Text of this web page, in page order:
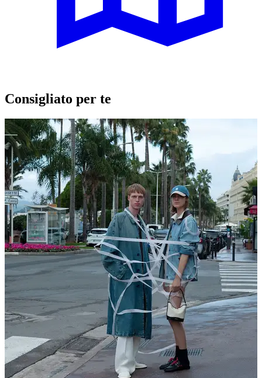
Consigliato per te